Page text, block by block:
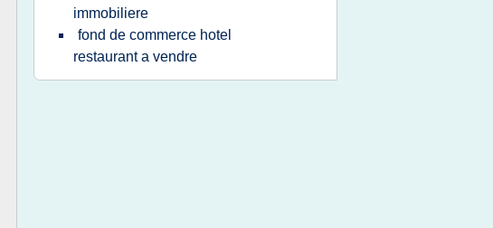
immobiliere
fond de commerce hotel
restaurant a vendre